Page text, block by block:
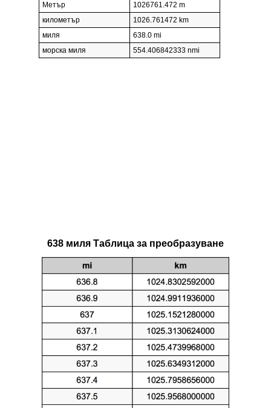
Метър
1026761.472 m
километър
1026.761472 km
миля
638.0 mi
морска миля
554.406842333 nmi
638 миля Таблица за преобразуване